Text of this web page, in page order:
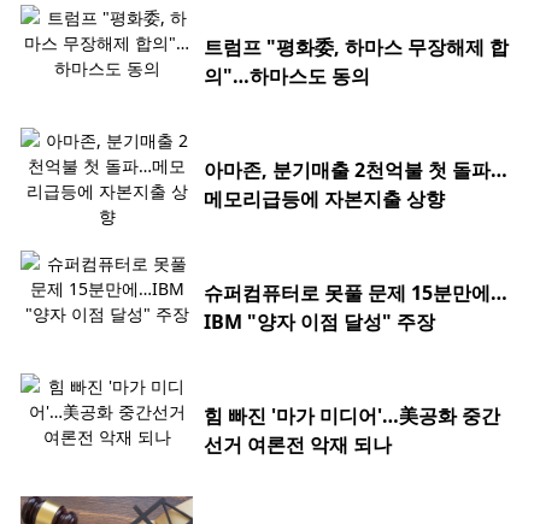
트럼프 "평화委, 하마스 무장해제 합
의"…하마스도 동의
아마존, 분기매출 2천억불 첫 돌파…
메모리급등에 자본지출 상향
슈퍼컴퓨터로 못풀 문제 15분만에…
IBM "양자 이점 달성" 주장
힘 빠진 '마가 미디어'…美공화 중간
선거 여론전 악재 되나